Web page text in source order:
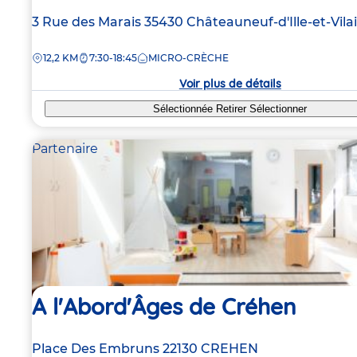
Adresse
la
3 Rue des Marais 35430 Châteauneuf-d'Ille-et-
DISTANCE
12,2 KM 7:30-18:45 MICRO-CRÈCHE
Voir plus de détails
Sélectionnée RetirerSélectionner
Partenaire
A l'Abord'Âges de Créhen
Adresse
Place Des Embruns 22130 CREHEN